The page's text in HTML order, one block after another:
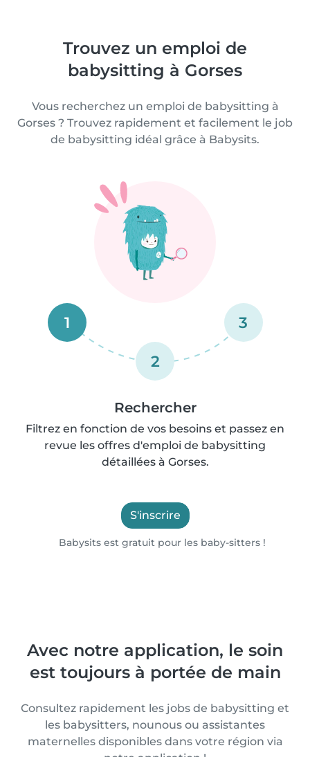
Trouvez un emploi de
babysitting à Gorses
Vous recherchez un emploi de babysitting à
Gorses ? Trouvez rapidement et facilement le job
de babysitting idéal grâce à Babysits.
1
2
3
Rechercher
Filtrez en fonction de vos besoins et passez en
revue les offres d'emploi de babysitting
détaillées à Gorses.
S'inscrire
Babysits est gratuit pour les baby-sitters !
Avec notre application, le soin
est toujours à portée de main
Consultez rapidement les jobs de babysitting et
les babysitters, nounous ou assistantes
maternelles disponibles dans votre région via